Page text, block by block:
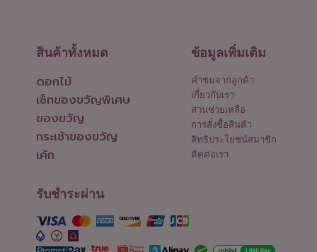
สินค้าทั้งหมด
ดอกไม้
เซ็ทของขวัญพิเศษ
ของขวัญ
กระเช้าของขวัญ
เค้ก
ข้อมูลเพิ่มเติม
คำชมจากลูกค้า
เกี่ยวกับเรา
ส่วนช่วยเหลือ
การสั่งซื้อสินค้า
สิทธิประโยชน์สมาชิก
ติดต่อเรา
รับชำระผ่าน